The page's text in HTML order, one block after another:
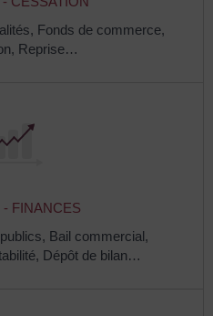
Fonds de commerce,
Reprise…
FINANCES
Bail commercial,
Dépôt de bilan…